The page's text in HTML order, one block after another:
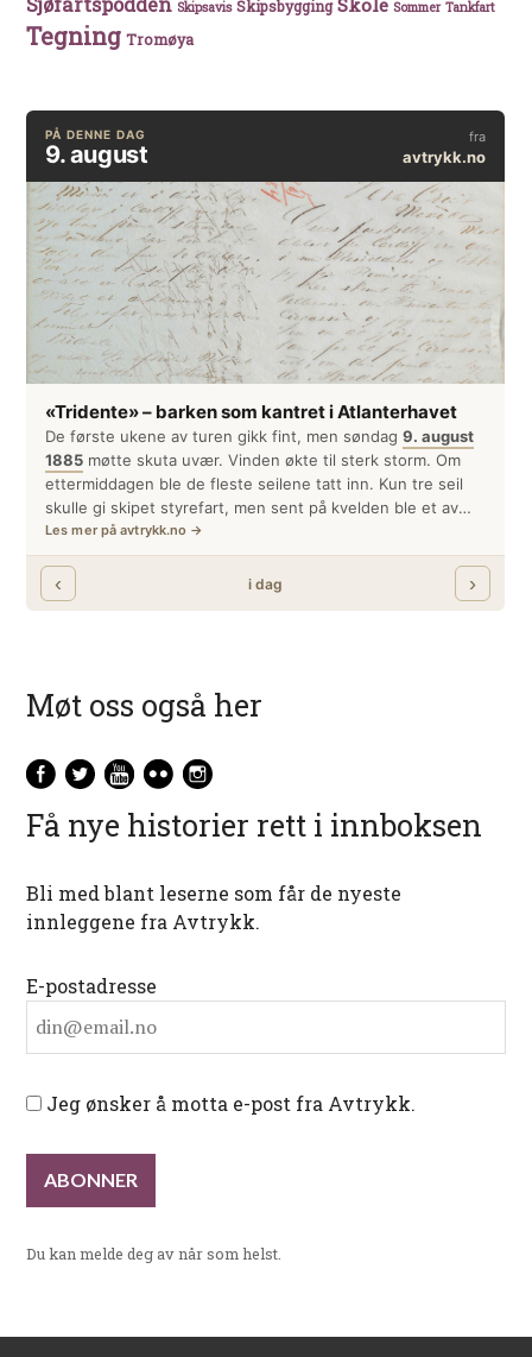
Skipsavis Skipsbygging Sommer Tankfart
Tegning Tromøya
Møt oss også her
Få nye historier rett i innboksen
Bli med blant leserne som får de nyeste
innleggene fra Avtrykk.
E-postadresse
Jeg ønsker å motta e-post fra Avtrykk.
Du kan melde deg av når som helst.